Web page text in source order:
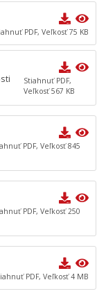
PDF, Veľkosť 75 KB
Stiahnuť PDF,
Veľkosť 567 KB
PDF, Veľkosť 845
PDF, Veľkosť 250
PDF, Veľkosť 4 MB